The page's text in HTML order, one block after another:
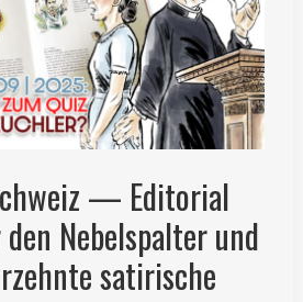
— Editorial
Nebelspalter und
satirische